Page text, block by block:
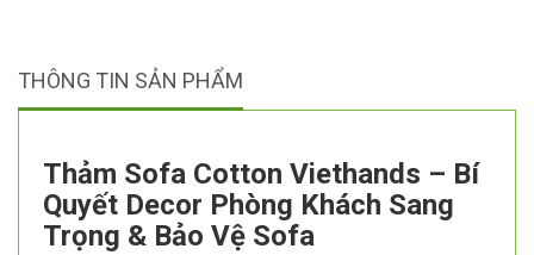
THÔNG TIN SẢN PHẨM
Thảm Sofa Cotton Viethands – Bí
Quyết Decor Phòng Khách Sang
Trọng & Bảo Vệ Sofa